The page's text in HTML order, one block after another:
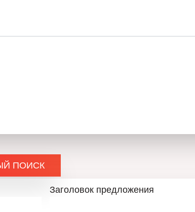
с отличной инфраструктурой, удобным городским
ПОИСК
Заголовок предложения